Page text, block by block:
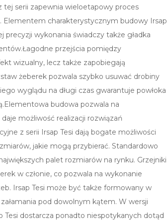
tej serii zapewnia wieloetapowy proces
Elementem charakterystycznym budowy Irsap
precyzji wykonania świadczy także gładka
przejścia pomiędzy
wizualny, lecz także zapobiegają
żeberek pozwala szybko usuwać drobiny
wyglądu na długi czas gwarantuje powłoka
budowa pozwala na
możliwość realizacji rozwiązań
z serii Irsap Tesi dają bogate możliwości
jakie mogą przybierać. Standardowo
palet rozmiarów na rynku. Grzejniki
w członie, co pozwala na wykonanie
Irsap Tesi może być także formowany w
pod dowolnym kątem. W wersji
Tesi dostarcza ponadto niespotykanych dotąd